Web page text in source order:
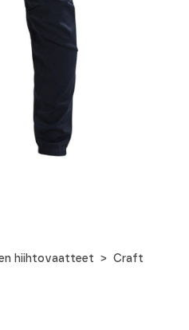
hiihtovaatteet
Craft